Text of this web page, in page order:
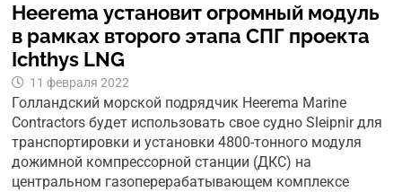
Heerema установит огромный модуль
в рамках второго этапа СПГ проекта
Ichthys LNG
11 февраля 2022
Голландский морской подрядчик Heerema Marine
Contractors будет использовать свое судно Sleipnir для
транспортировки и установки 4800-тонного модуля
дожимной компрессорной станции (ДКС) на
центральном газоперерабатывающем комплексе